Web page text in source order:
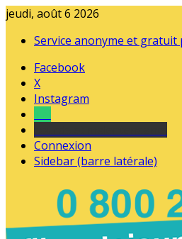
jeudi, août 6 2026
Service anonyme et gratuit
Facebook
X
Instagram
Connexion
Sidebar (barre latérale)